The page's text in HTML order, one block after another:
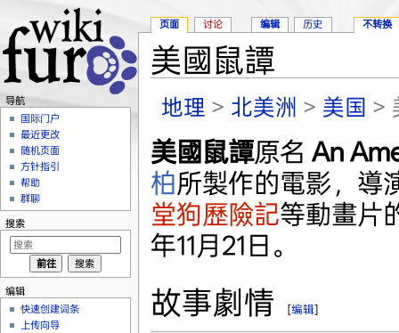
美國鼠譚
地理 > 北美洲 > 美国 >
美國鼠譚原名 An
柏所製作的電影，導
堂狗歷險記等動畫片
年11月21日。
故事劇情 [编辑]
页面 讨论 编辑 历史 不转换
导航
国际门户
最近更改
随机页面
方针指引
帮助
群聊
搜索
编辑
快速创建词条
上传向导